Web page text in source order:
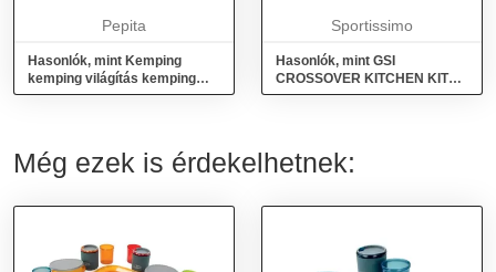
Pepita
Hasonlók, mint Kemping
kemping világítás kemping
akkumulátor fáklya 2in1 3
Sportissimo
Hasonlók, mint GSI
CROSSOVER KITCHEN KIT
Kemping konyha, mix, méret
Még ezek is érdekelhetnek: